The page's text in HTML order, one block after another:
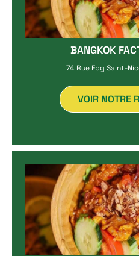
BANGKOK
74 Rue Fbg Saint-
VOIR NOTRE